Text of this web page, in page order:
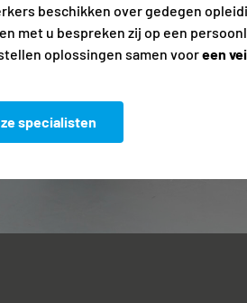
beschikken over gedegen
met u bespreken zij op een
oplossingen samen vooreen
specialisten